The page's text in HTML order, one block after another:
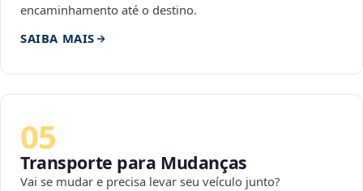
encaminhamento até o destino.
SAIBA MAIS
05
Transporte para Mudanças
Vai se mudar e precisa levar seu veículo junto?